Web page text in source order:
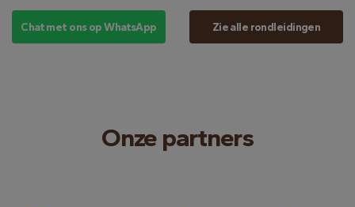
Chat met ons op WhatsApp Zie alle rondleidingen
Onze partners